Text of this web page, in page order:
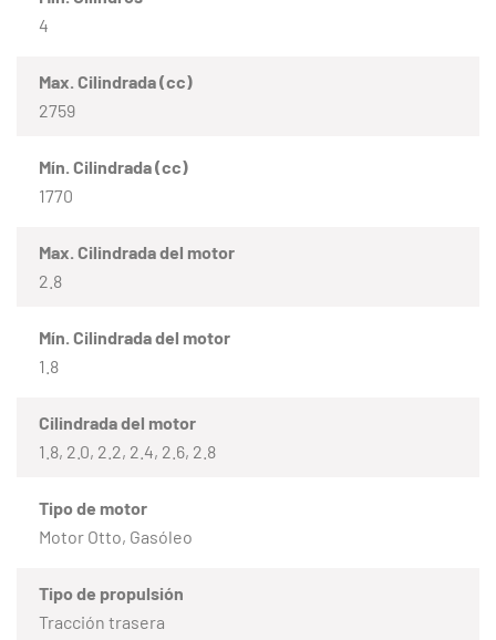
4
Max. Cilindrada (cc)
2759
Mín. Cilindrada (cc)
1770
Max. Cilindrada del motor
2.8
Mín. Cilindrada del motor
1.8
Cilindrada del motor
1.8, 2.0, 2.2, 2.4, 2.6, 2.8
Tipo de motor
Motor Otto, Gasóleo
Tipo de propulsión
Tracción trasera